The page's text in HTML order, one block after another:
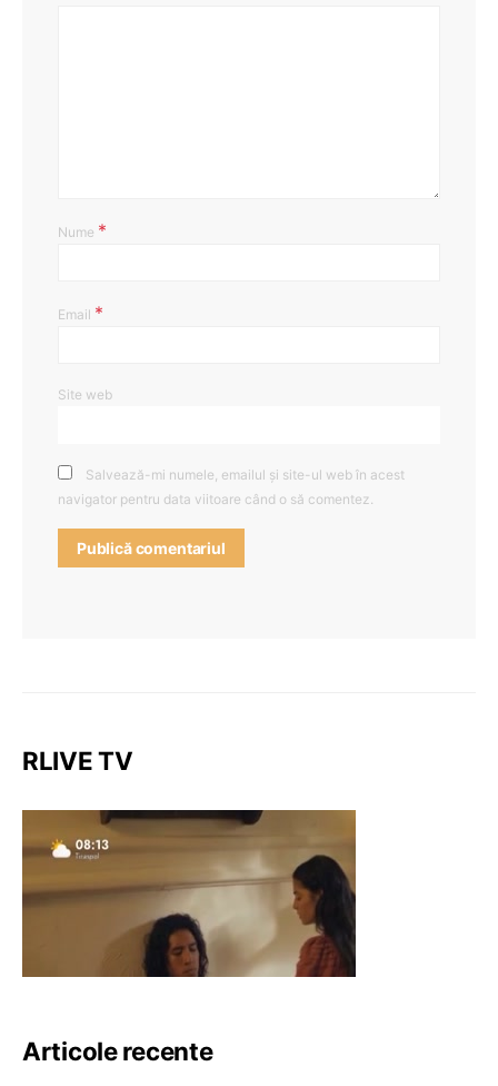
Nume *
Email *
Site web
Salvează-mi numele, emailul și site-ul web în acest
navigator pentru data viitoare când o să comentez.
RLIVE TV
Articole recente